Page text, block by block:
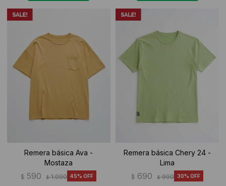
Remera básica Ava -
Mostaza
$ 590 $ 1.090 45
Remera básica Chery 24 -
Lima
$ 690 $ 990 30